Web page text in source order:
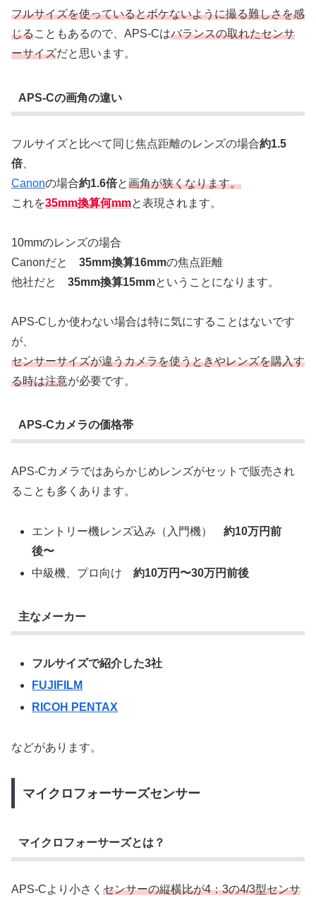
フルサイズを使っているとボケないように撮る難しさを感
じることもあるので、APS-Cはバランスの取れたセンサ
ーサイズだと思います。
APS-Cの画角の違い
フルサイズと比べて同じ焦点距離のレンズの場合約1.5
倍、
Canonの場合約1.6倍と画角が狭くなります。
これを35mm換算何mmと表現されます。
10mmのレンズの場合
Canonだと 35mm換算16mmの焦点距離
他社だと 35mm換算15mmということになります。
APS-Cしか使わない場合は特に気にすることはないです
が、
センサーサイズが違うカメラを使うときやレンズを購入す
る時は注意が必要です。
APS-Cカメラの価格帯
APS-Cカメラではあらかじめレンズがセットで販売され
ることも多くあります。
エントリー機レンズ込み（入門機）約10万円前
後〜
中級機、プロ向け約10万円〜30万円前後
主なメーカー
フルサイズで紹介した3社
FUJIFILM
RICOH PENTAX
などがあります。
マイクロフォーサーズセンサー
マイクロフォーサーズとは？
APS-Cより小さく センサーの縦横比が4：3の4/3型センサ